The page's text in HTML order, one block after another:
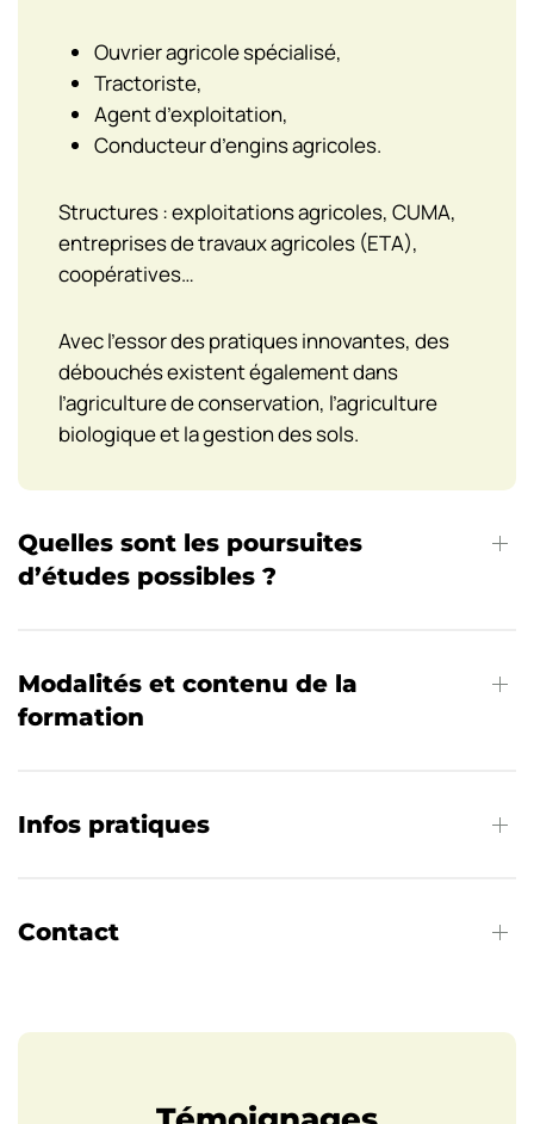
Ouvrier agricole spécialisé,
Tractoriste,
Agent d’exploitation,
Conducteur d’engins agricoles.
Structures : exploitations agricoles, CUMA,
entreprises de travaux agricoles (ETA),
coopératives…
Avec l’essor des pratiques innovantes, des
débouchés existent également dans
l’agriculture de conservation, l’agriculture
biologique et la gestion des sols​.
Quelles sont les poursuites
d’études possibles ?
Modalités et contenu de la
formation
Infos pratiques
Contact